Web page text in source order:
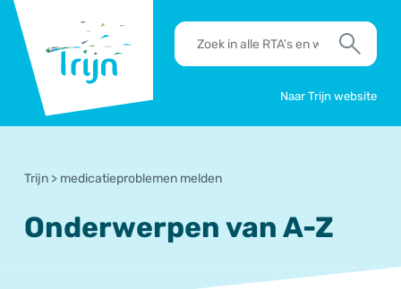
Trijn
RTA's
en
Zoek
Naar Trijn website
Trijn > medicatieproblemen melden
Onderwerpen van A-Z